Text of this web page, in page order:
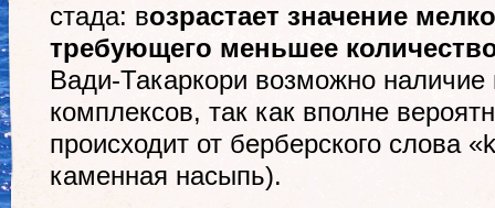
стада: возрастает значение
требующего меньшее
Вади-Такаркори возможно наличие
комплексов, так как вполне
происходит от берберского слова
каменная насыпь).